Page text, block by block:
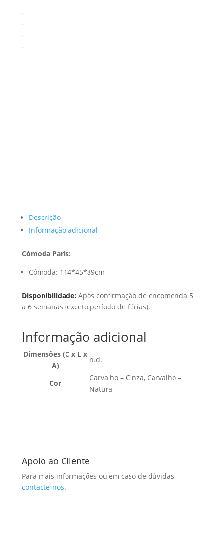
Descrição
Informação adicional
Cómoda Paris:
Cómoda: 114*45*89cm
Disponibilidade: Após confirmação de encomenda 5
a 6 semanas (exceto período de férias).
Informação adicional
Dimensões (C x L x
A)
n.d.
Cor
Carvalho – Cinza, Carvalho –
Natura
Apoio ao Cliente
Para mais informações ou em caso de dúvidas,
contacte-nos.